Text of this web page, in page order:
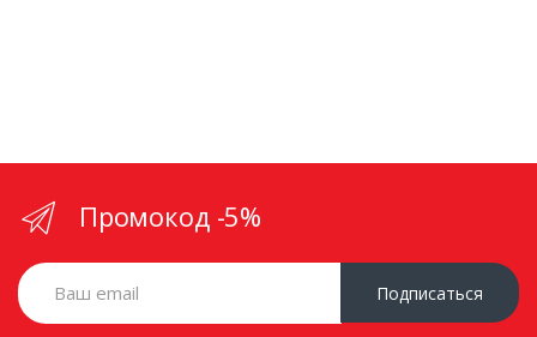
Промокод -5%
Подписаться